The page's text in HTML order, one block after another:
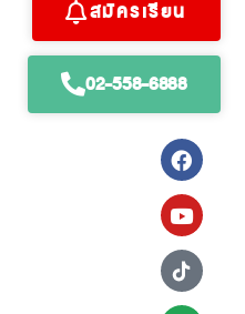
สมัครเรียน
02-558-6888